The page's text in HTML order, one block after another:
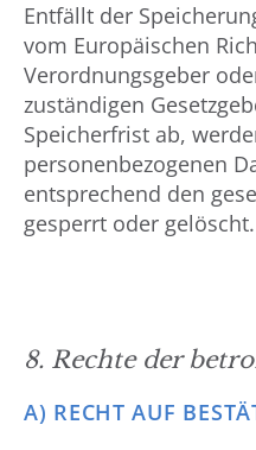
Entfällt der
vom Europäischen
Verordnungsgeber
zuständigen
Speicherfrist ab,
personenbezogenen
entsprechend den
gesperrt oder gelöscht.
8. Rechte der
A) RECHT AUF